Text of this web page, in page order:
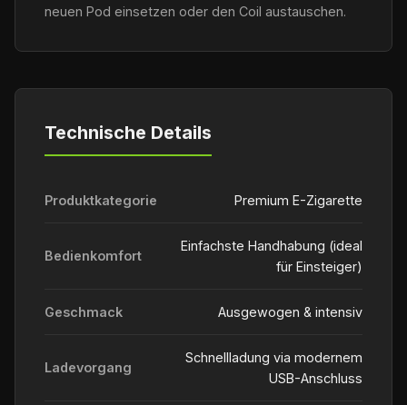
neuen Pod einsetzen oder den Coil austauschen.
Technische Details
Produktkategorie Premium E-Zigarette
Bedienkomfort
Einfachste Handhabung (ideal
für Einsteiger)
Geschmack Ausgewogen & intensiv
Ladevorgang
Schnellladung via modernem
USB-Anschluss